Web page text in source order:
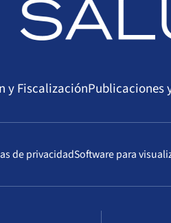
y FiscalizaciónPublicaciones
de privacidadSoftware para